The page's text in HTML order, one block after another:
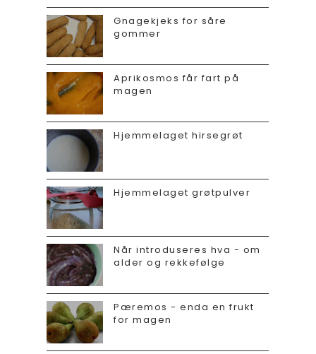
Gnagekjeks for såre
gommer
Aprikosmos får fart på
magen
Hjemmelaget hirsegrøt
Hjemmelaget grøtpulver
Når introduseres hva - om
alder og rekkefølge
Pæremos - enda en frukt
for magen